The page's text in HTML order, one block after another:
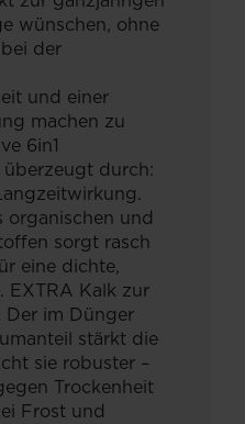
wünschen, ohne
der
und einer
machen zu
6in1
durch:
organischen und
sorgt rasch
eine dichte,
EXTRA Kalk zur
Der im Dünger
stärkt die
sie robuster –
Trockenheit
Frost und